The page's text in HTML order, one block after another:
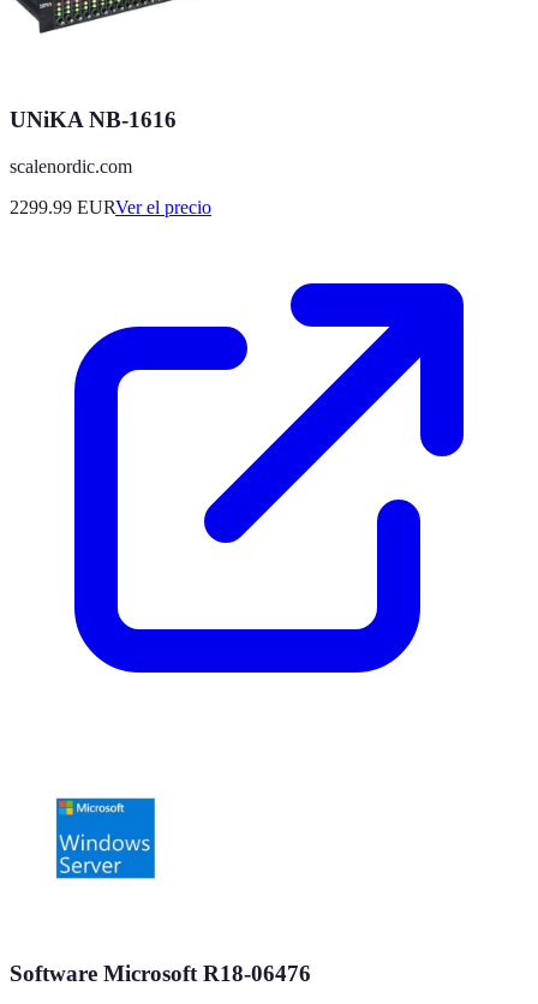
UNiKA NB-1616
scalenordic.com
2299.99 EURVer el precio
Software Microsoft R18-06476